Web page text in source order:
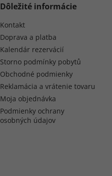
Dôležité informácie
Kontakt
Doprava a platba
Kalendár rezervácií
Storno podmínky pobytů
Obchodné podmienky
Reklamácia a vrátenie tovaru
Moja objednávka
Podmienky ochrany
osobných údajov